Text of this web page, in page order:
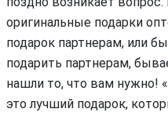
оригинальные подарки
подарок партнерам, или
подарить партнерам,
нашли то, что вам нужно!
это лучший подарок,